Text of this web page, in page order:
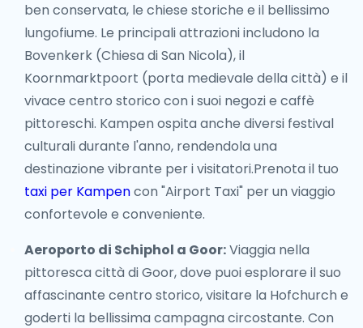
ben conservata, le chiese storiche e il bellissimo
lungofiume. Le principali attrazioni includono la
Bovenkerk (Chiesa di San Nicola), il
Koornmarktpoort (porta medievale della città) e il
vivace centro storico con i suoi negozi e caffè
pittoreschi. Kampen ospita anche diversi festival
culturali durante l'anno, rendendola una
destinazione vibrante per i visitatori.Prenota il tuo
taxi per Kampencon "Airport Taxi" per un viaggio
confortevole e conveniente.
Aeroporto di Schiphol a Goor:Viaggia nella
pittoresca città di Goor, dove puoi esplorare il suo
affascinante centro storico, visitare la Hofchurch e
goderti la bellissima campagna circostante. Con